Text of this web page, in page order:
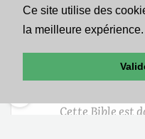
Ce site utilise des
la meilleure expérience.
sacrifices
Ainsi Yahweh fut
pays, et la plaie
Cette Bible est